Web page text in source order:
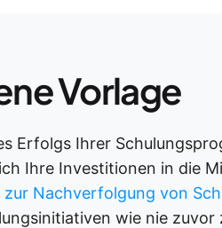
Vorlage
Erfolgs Ihrer
Ihre Investitionen in die
zur Nachverfolgung von
wie nie zuvor